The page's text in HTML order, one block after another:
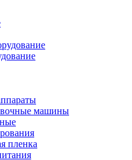
машины
пленка